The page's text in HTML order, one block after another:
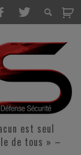
est seul
de tous » –